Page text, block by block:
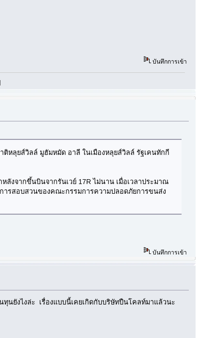
บันทึกการเข้า
หลุยส์วิลล์ มูฮัมหมัด อาลี ในเมืองหลุยส์วิลล์ รัฐเคนทักกี
ลังจากขึ้นบินจากรันเวย์ 17R ไม่นาน เมื่อเวลาประมาณ
ารสอบสวนของคณะกรรมการความปลอดภัยการขนส่ง
บันทึกการเข้า
นยังไงล่ะ เรื่องแบบนี้เคยเกิดกับบริษัทปืนโคลท์มาแล้วนะ